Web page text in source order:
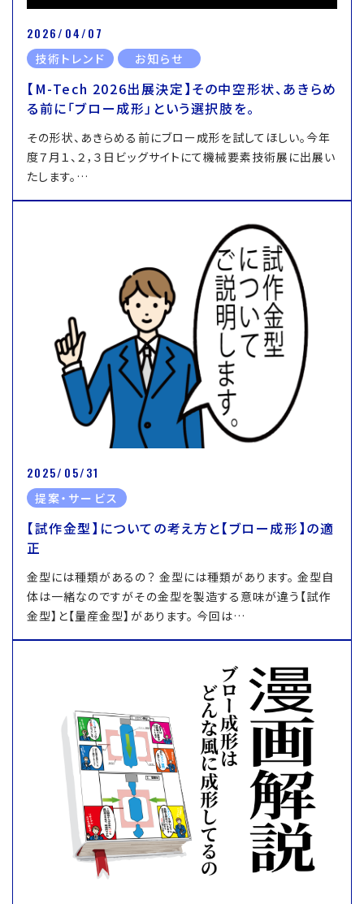
2026/04/07
技術トレンド お知らせ
【M-Tech 2026出展決定】その中空形状、あきらめ
る前に「ブロー成形」という選択肢を。
その形状、あきらめる前にブロー成形を試してほしい。今年
度７月１、２，３日ビッグサイトにて機械要素技術展に出展い
たします。…
2025/05/31
提案・サービス
【試作金型】についての考え方と【ブロー成形】の適
正
金型には種類があるの？ 金型には種類があります。 金型自
体は一緒なのですがその金型を製造する意味が違う【試作
金型】と【量産金型】があります。 今回は…